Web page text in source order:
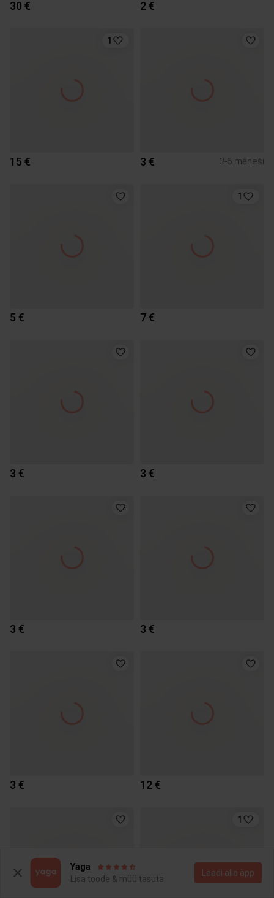
30 € 2 €
1
15 € 3 € 3-6 mēneši
5 €
1
7 €
3 € 3 €
3 € 3 €
3 € 12 €
1
Yaga
Lisa toode & müü tasuta
Laadi alla äpp